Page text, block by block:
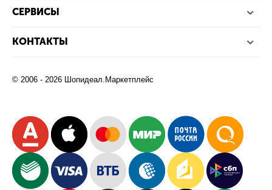
СЕРВИСЫ
КОНТАКТЫ
© 2006 - 2026 Шопидеал.Маркетплейс